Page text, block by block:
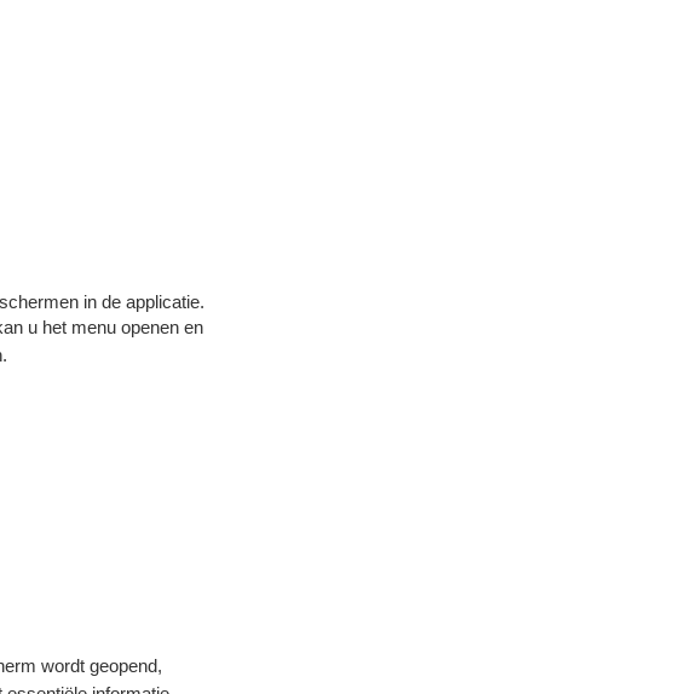
in de applicatie.
u het menu openen en
wordt geopend,